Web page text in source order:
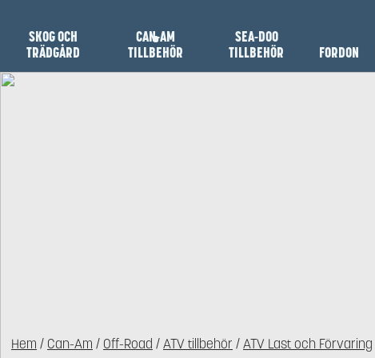
SKOG OCH
TRÄDGÅRD
CAN-AM
TILLBEHÖR
SEA-DOO
TILLBEHÖR
FORDON
Hem / Can-Am / Off-Road /ATV tillbehör /ATV Last och Förvaring